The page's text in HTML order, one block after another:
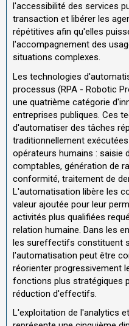
l'accessibilité des services
transaction et libérer les
répétitives afin qu'elles
l'accompagnement des
situations complexes.
Les technologies
processus (RPA - Robotic
une quatrième catégorie
entreprises publiques. Ces
d'automatiser des tâches
traditionnellement
opérateurs humains : saisie
comptables, génération de
conformité, traitement de
L'automatisation libère les
valeur ajoutée pour leur
activités plus qualifiées
relation humaine. Dans les
les sureffectifs constituent
l'automatisation peut être
réorienter progressivement
fonctions plus stratégiques
réduction d'effectifs.
L'exploitation de l'analytics